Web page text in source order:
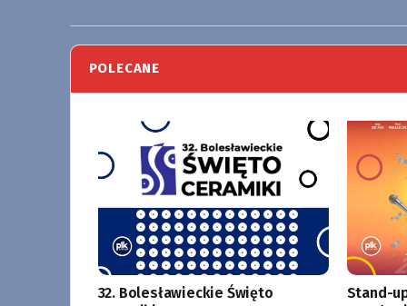
POLECANE
32. Bolesławieckie Święto
Stand-